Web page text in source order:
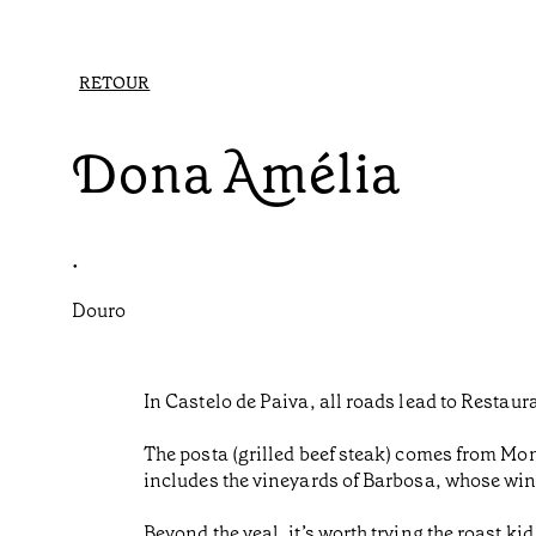
RETOUR
Dona Amélia
•
Douro
In Castelo de Paiva, all roads lead to
The posta (grilled beef steak) comes from
includes the vineyards of Barbosa, whose